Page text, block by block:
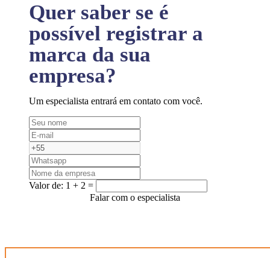
Quer saber se é
possível registrar a
marca da sua
empresa?
Um especialista entrará em contato com você.
Valor de: 1 + 2 =
Falar com o especialista